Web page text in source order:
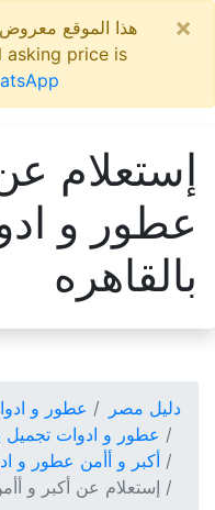
asking price is
إستعلام
عطور و
بالقاهره
دليل مصر
عطور و
عطور و ادوات تجميل
أكبر و أأمن عطور و
إستعلام عن أكبر و